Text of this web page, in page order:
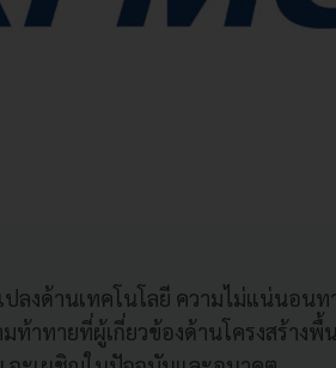
ปลงด้านเทคโนโลยี ความไม่แน่นอน
ท้าทายที่ผู้เกี่ยวข้องด้านโครงสร้างพื้